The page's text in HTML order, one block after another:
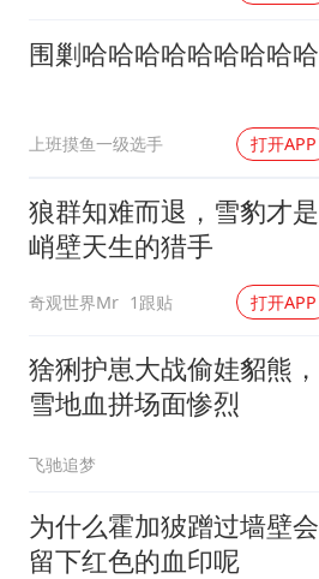
围剿哈哈哈哈哈哈哈哈哈
上班摸鱼一级选手 打开APP
狼群知难而退，雪豹才是
峭壁天生的猎手
奇观世界Mr 1跟贴 打开APP
猞猁护崽大战偷娃貂熊，
雪地血拼场面惨烈
飞驰追梦
为什么霍加狓蹭过墙壁会
留下红色的血印呢